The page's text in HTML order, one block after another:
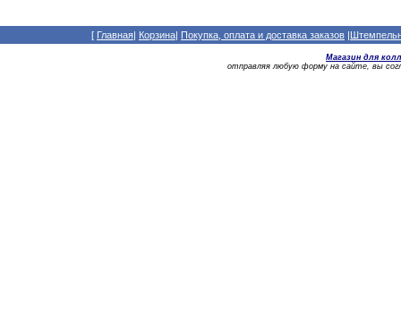
[ Главная| Корзина| Покупка, оплата и доставка заказов |
Магазин для
отправляя любую форму на сайте, вы